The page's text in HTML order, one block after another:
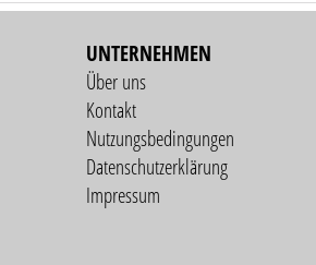
UNTERNEHMEN
Über uns
Kontakt
Nutzungsbedingungen
Datenschutzerklärung
Impressum